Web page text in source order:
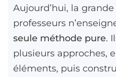
Aujourd’hui, la
professeurs
seule méthode pure.
plusieurs approches,
éléments, puis